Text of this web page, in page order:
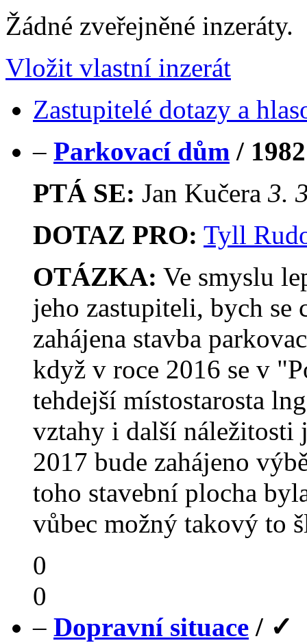
Žádné zveřejněné inzeráty.
Vložit vlastní inzerát
Zastupitelé dotazy a
– Parkovací dům / 1982
PTÁ SE: Jan Kučera 3.
DOTAZ PRO: Tyll
OTÁZKA: Ve smyslu
jeho zastupiteli, bych se
zahájena stavba
když v roce 2016 se v
tehdejší místostarosta
vztahy i další náležitosti
2017 bude zahájeno
toho stavební plocha
vůbec možný takový to
0
0
– Dopravní situace / ✓